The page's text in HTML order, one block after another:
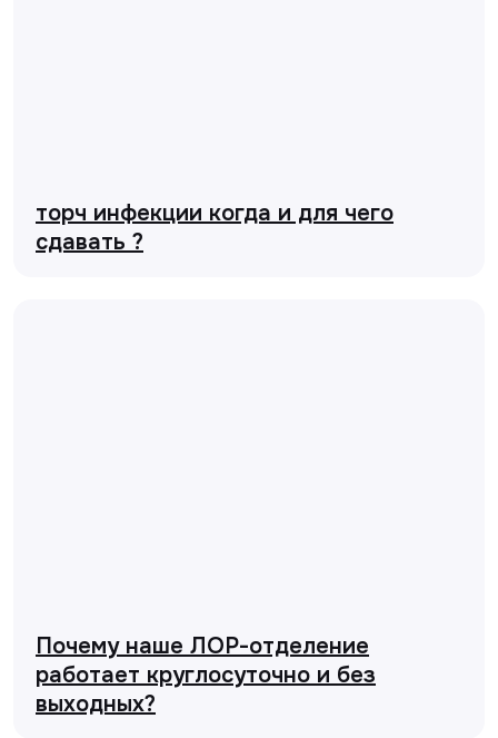
торч инфекции когда и для чего
сдавать ?
Почему наше ЛОР-отделение
работает круглосуточно и без
выходных?